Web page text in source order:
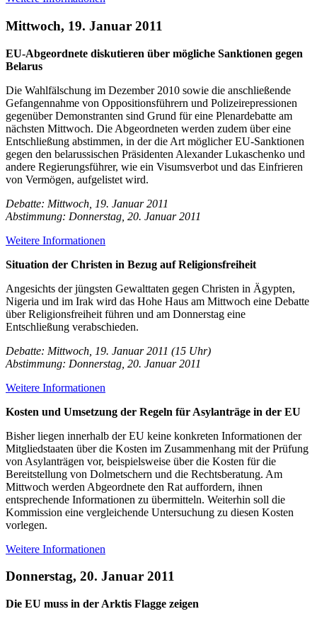
Mittwoch, 19. Januar 2011
EU-Abgeordnete diskutieren über mögliche Sanktionen gegen
Belarus
Die Wahlfälschung im Dezember 2010 sowie die anschließende
Gefangennahme von Oppositionsführern und Polizeirepressionen
gegenüber Demonstranten sind Grund für eine Plenardebatte am
nächsten Mittwoch. Die Abgeordneten werden zudem über eine
Entschließung abstimmen, in der die Art möglicher EU-Sanktionen
gegen den belarussischen Präsidenten Alexander Lukaschenko und
andere Regierungsführer, wie ein Visumsverbot und das Einfrieren
von Vermögen, aufgelistet wird.
Debatte: Mittwoch, 19. Januar 2011
Abstimmung: Donnerstag, 20. Januar 2011
Weitere Informationen
Situation der Christen in Bezug auf Religionsfreiheit
Angesichts der jüngsten Gewalttaten gegen Christen in Ägypten,
Nigeria und im Irak wird das Hohe Haus am Mittwoch eine Debatte
über Religionsfreiheit führen und am Donnerstag eine
Entschließung verabschieden.
Debatte: Mittwoch, 19. Januar 2011 (15 Uhr)
Abstimmung: Donnerstag, 20. Januar 2011
Weitere Informationen
Kosten und Umsetzung der Regeln für Asylanträge in der EU
Bisher liegen innerhalb der EU keine konkreten Informationen der
Mitgliedstaaten über die Kosten im Zusammenhang mit der Prüfung
von Asylanträgen vor, beispielsweise über die Kosten für die
Bereitstellung von Dolmetschern und die Rechtsberatung. Am
Mittwoch werden Abgeordnete den Rat auffordern, ihnen
entsprechende Informationen zu übermitteln. Weiterhin soll die
Kommission eine vergleichende Untersuchung zu diesen Kosten
vorlegen.
Weitere Informationen
Donnerstag, 20. Januar 2011
Die EU muss in der Arktis Flagge zeigen